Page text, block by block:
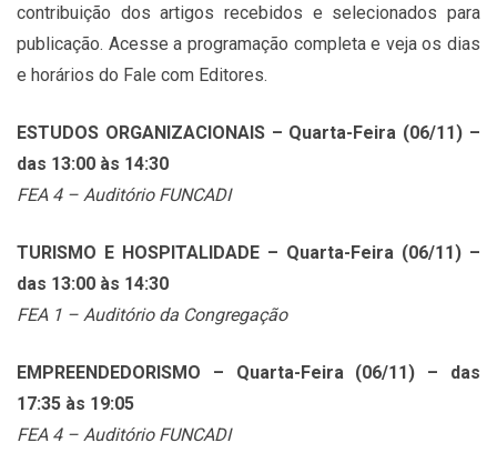
contribuição dos artigos recebidos e selecionados para
publicação. Acesse a programação completa e veja os dias
e horários do Fale com Editores.
ESTUDOS ORGANIZACIONAIS – Quarta-Feira (06/11) –
das 13:00 às 14:30
FEA 4 – Auditório FUNCADI
TURISMO E HOSPITALIDADE – Quarta-Feira (06/11) –
das 13:00 às 14:30
FEA 1 – Auditório da Congregação
EMPREENDEDORISMO – Quarta-Feira (06/11) – das
17:35 às 19:05
FEA 4 – Auditório FUNCADI